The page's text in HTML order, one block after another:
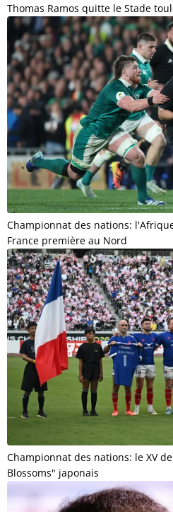
Thomas Ramos quitte le Stade
Championnat des nations:
France première au Nord
Championnat des nations: le XV
Blossoms" japonais